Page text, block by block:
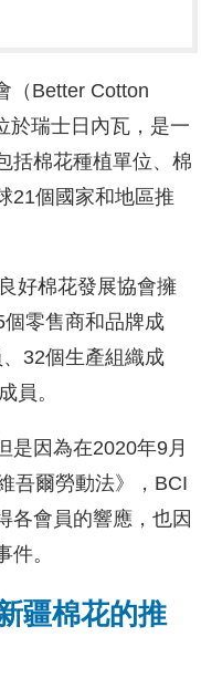
（Better Cotton
於瑞士日內瓦，是一
括棉花種植單位、棉
21個國家和地區推
好棉花發展協會擁
零售商和品牌成
32個生產組織成
員。
是因為在2020年9月
吾爾勞動法》，BCI
各會員的響應，也因
。
疆棉花的推